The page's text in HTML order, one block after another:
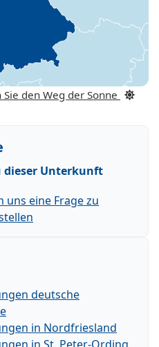
Sie den Weg der Sonne
dieser Unterkunft
uns eine Frage zu
deutsche
in Nordfriesland